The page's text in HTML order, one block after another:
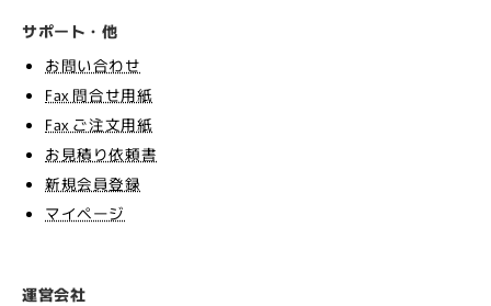
サポート・他
お問い合わせ
Fax 問合せ用紙
Fax ご注文用紙
お見積り依頼書
新規会員登録
マイページ
運営会社